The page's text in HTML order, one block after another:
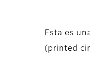
Esta es
(printed